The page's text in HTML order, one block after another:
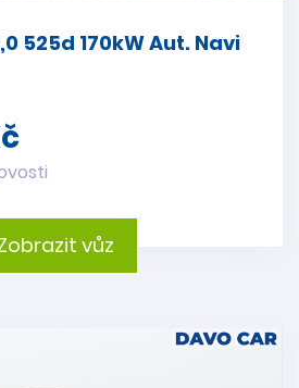
525d 170kW Aut. Navi
vůz